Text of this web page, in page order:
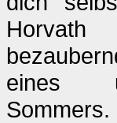
eines
Sommers.